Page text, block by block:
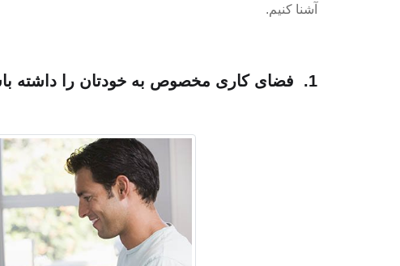
آشنا کنیم.
1. فضای کاری مخصوص به خودتان را داشته باشید